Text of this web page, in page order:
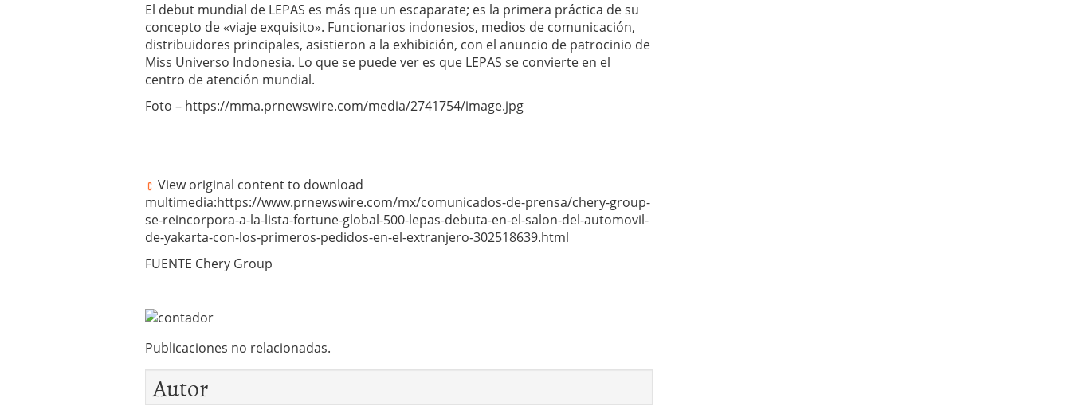
El debut mundial de LEPAS es más que un escaparate; es la primera práctica de su
concepto de «viaje exquisito». Funcionarios indonesios, medios de comunicación,
distribuidores principales, asistieron a la exhibición, con el anuncio de patrocinio de
Miss Universo Indonesia. Lo que se puede ver es que LEPAS se convierte en el
centro de atención mundial.
Foto – https://mma.prnewswire.com/media/2741754/image.jpg
View original content to download
multimedia:https://www.prnewswire.com/mx/comunicados-de-prensa/chery-group-
se-reincorpora-a-la-lista-fortune-global-500-lepas-debuta-en-el-salon-del-automovil-
de-yakarta-con-los-primeros-pedidos-en-el-extranjero-302518639.html
FUENTE Chery Group
Publicaciones no relacionadas.
Autor